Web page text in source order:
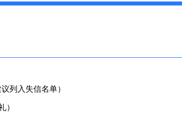
列入失信名单）
）